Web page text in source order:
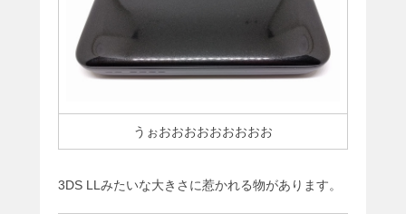
うぉおおおおおおおおお
3DS LLみたいな大きさに惹かれる物があります。